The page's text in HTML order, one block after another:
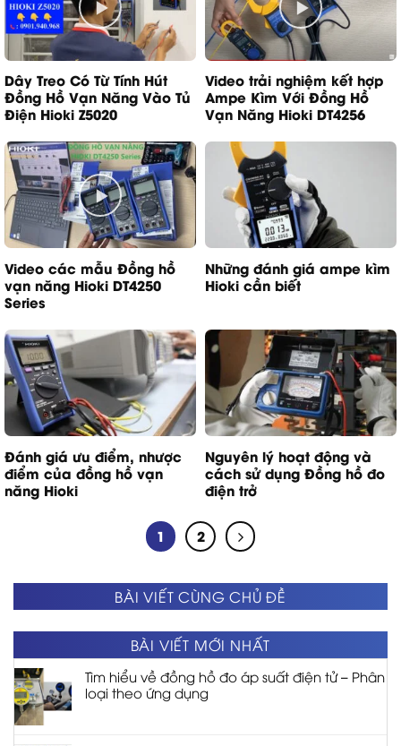
Dây Treo Có Từ Tính Hút
Đồng Hồ Vạn Năng Vào Tủ
Điện Hioki Z5020
Video trải nghiệm kết hợp
Ampe Kìm Với Đồng Hồ
Vạn Năng Hioki DT4256
Video các mẫu Đồng hồ
vạn năng Hioki DT4250
Series
Những đánh giá ampe kìm
Hioki cần biết
Đánh giá ưu điểm, nhược
điểm của đồng hồ vạn
năng Hioki
Nguyên lý hoạt động và
cách sử dụng Đồng hồ đo
điện trở
1 2
BÀI VIẾT CÙNG CHỦ ĐỀ
BÀI VIẾT MỚI NHẤT
Tìm hiểu về đồng hồ đo áp suất điện tử – Phân
loại theo ứng dụng